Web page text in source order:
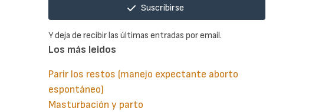
Suscribirse
Y deja de recibir las últimas entradas por email.
Los más leidos
Parir los restos (manejo expectante aborto
espontáneo)
Masturbación y parto